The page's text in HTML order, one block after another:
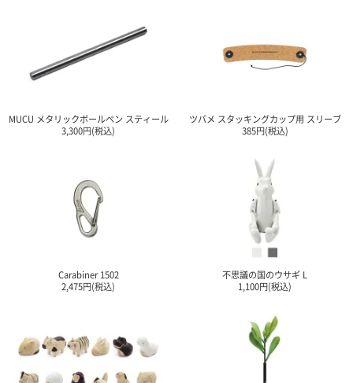
MUCU メタリックボールペン スティール
3,300円(税込)
ツバメ スタッキングカップ用 スリーブ
385円(税込)
Carabiner 1502
2,475円(税込)
不思議の国のウサギ L
1,100円(税込)